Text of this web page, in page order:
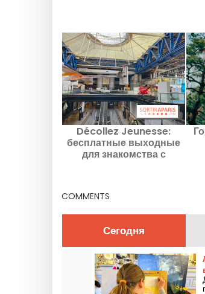
Décollez Jeunesse:
бесплатные выходные
для знакомства с
COMMENTS
Сегодня